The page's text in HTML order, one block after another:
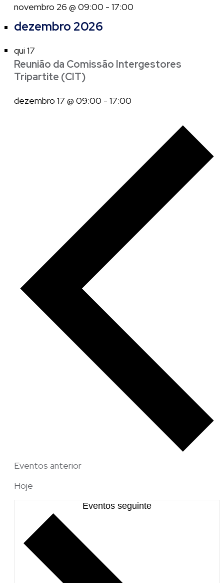
novembro 26 @ 09:00 - 17:00
dezembro 2026
qui 17
Reunião da Comissão Intergestores
Tripartite (CIT)
dezembro 17 @ 09:00 - 17:00
Eventos anterior
Hoje
Eventos seguinte